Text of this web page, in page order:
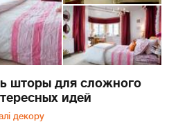
шторы для сложного
идей
декору